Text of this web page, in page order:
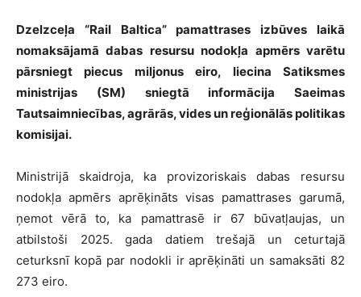
Dzelzceļa “Rail Baltica” pamattrases izbūves laikā
nomaksājamā dabas resursu nodokļa apmērs varētu
pārsniegt piecus miljonus eiro, liecina Satiksmes
ministrijas (SM) sniegtā informācija Saeimas
Tautsaimniecības, agrārās, vides un reģionālās politikas
komisijai.
Ministrijā skaidroja, ka provizoriskais dabas resursu
nodokļa apmērs aprēķināts visas pamattrases garumā,
ņemot vērā to, ka pamattrasē ir 67 būvatļaujas, un
atbilstoši 2025. gada datiem trešajā un ceturtajā
ceturksnī kopā par nodokli ir aprēķināti un samaksāti 82
273 eiro.